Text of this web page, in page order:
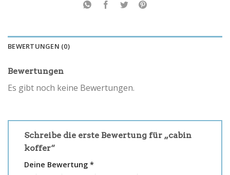
BEWERTUNGEN (0)
Bewertungen
Es gibt noch keine Bewertungen.
Schreibe die erste Bewertung für „cabin
koffer“
Deine Bewertung *